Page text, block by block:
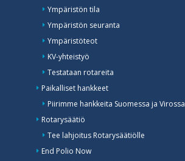
Ympäristön tila
Ympäristön seuranta
Ympäristöteot
KV-yhteistyö
Testataan rotareita
Paikalliset hankkeet
Piirimme hankkeita Suomessa ja Virossa
Rotarysäätiö
Tee lahjoitus Rotarysäätiölle
End Polio Now